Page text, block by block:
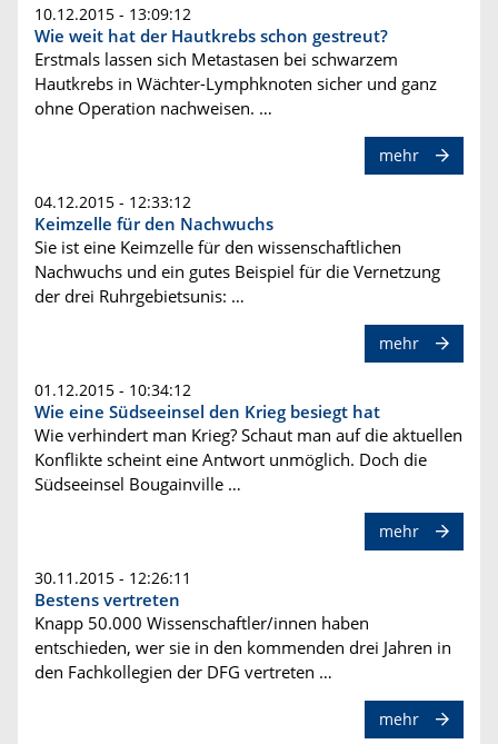
10.12.2015 - 13:09:12
Wie weit hat der Hautkrebs schon gestreut?
Erstmals lassen sich Metastasen bei schwarzem
Hautkrebs in Wächter-Lymphknoten sicher und ganz
ohne Operation nachweisen. …
mehr
04.12.2015 - 12:33:12
Keimzelle für den Nachwuchs
Sie ist eine Keimzelle für den wissenschaftlichen
Nachwuchs und ein gutes Beispiel für die Vernetzung
der drei Ruhrgebietsunis: …
mehr
01.12.2015 - 10:34:12
Wie eine Südseeinsel den Krieg besiegt hat
Wie verhindert man Krieg? Schaut man auf die aktuellen
Konflikte scheint eine Antwort unmöglich. Doch die
Südseeinsel Bougainville …
mehr
30.11.2015 - 12:26:11
Bestens vertreten
Knapp 50.000 Wissenschaftler/innen haben
entschieden, wer sie in den kommenden drei Jahren in
den Fachkollegien der DFG vertreten …
mehr